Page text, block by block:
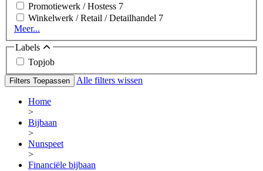
Promotiewerk / Hostess 7
Winkelwerk / Retail / Detailhandel 7
Meer...
Labels
Topjob
Filters Toepassen Alle filters wissen
Home
>
Bijbaan
>
Nunspeet
>
Financiële bijbaan